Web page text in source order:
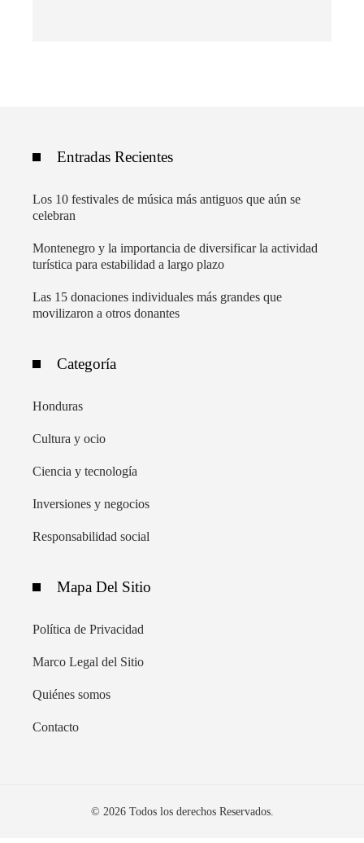
Entradas Recientes
Los 10 festivales de música más antiguos que aún se
celebran
Montenegro y la importancia de diversificar la actividad
turística para estabilidad a largo plazo
Las 15 donaciones individuales más grandes que
movilizaron a otros donantes
Categoría
Honduras
Cultura y ocio
Ciencia y tecnología
Inversiones y negocios
Responsabilidad social
Mapa Del Sitio
Política de Privacidad
Marco Legal del Sitio
Quiénes somos
Contacto
© 2026 Todos los derechos Reservados.